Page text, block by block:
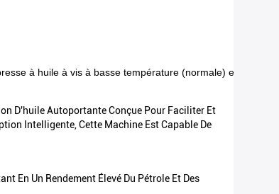
à huile à vis à basse température (normale) et à
D'huile Autoportante Conçue Pour Faciliter Et
Intelligente, Cette Machine Est Capable De
En Un Rendement Élevé Du Pétrole Et Des